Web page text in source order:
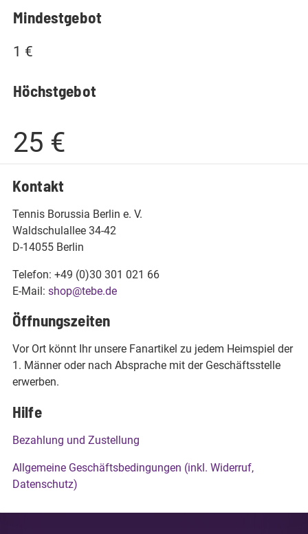
Mindestgebot
1 €
Höchstgebot
25 €
Kontakt
Tennis Borussia Berlin e. V.
Waldschulallee 34-42
D-14055 Berlin
Telefon: +49 (0)30 301 021 66
E-Mail: shop@tebe.de
Öffnungszeiten
Vor Ort könnt Ihr unsere Fanartikel zu jedem Heimspiel der
1. Männer oder nach Absprache mit der Geschäftsstelle
erwerben.
Hilfe
Bezahlung und Zustellung
Allgemeine Geschäftsbedingungen (inkl. Widerruf,
Datenschutz)